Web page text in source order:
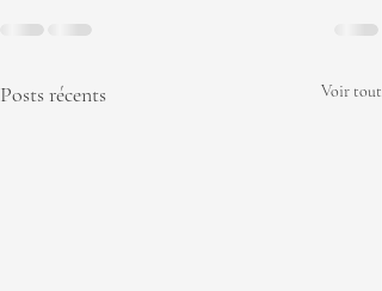
Posts récents Voir tout